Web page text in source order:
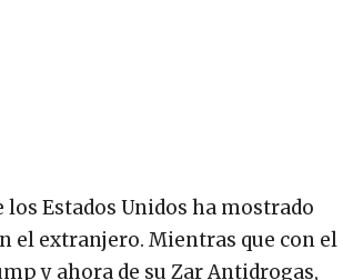
los Estados Unidos ha mostrado
el extranjero. Mientras que con el
y ahora de su Zar Antidrogas,